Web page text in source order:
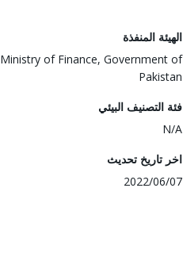
الهيئة المنفذة
Ministry of Finance, Government of
Pakistan
فئة التصنيف البيئي
N/A
اخر تاريخ تحديث
2022/06/07